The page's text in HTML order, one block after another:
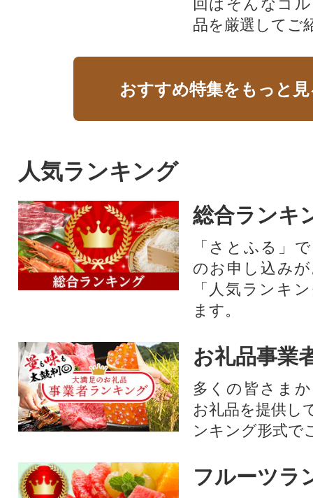
回はそんなゴ
品を厳選してご
おすすめ特集をもっと
人気ランキング
総合ランキ
「さとふる」
のお申し込み
「人気ランキ
ます。
お礼品事業
多くの皆さま
お礼品を提供し
ンキング形式で
フルーツラ